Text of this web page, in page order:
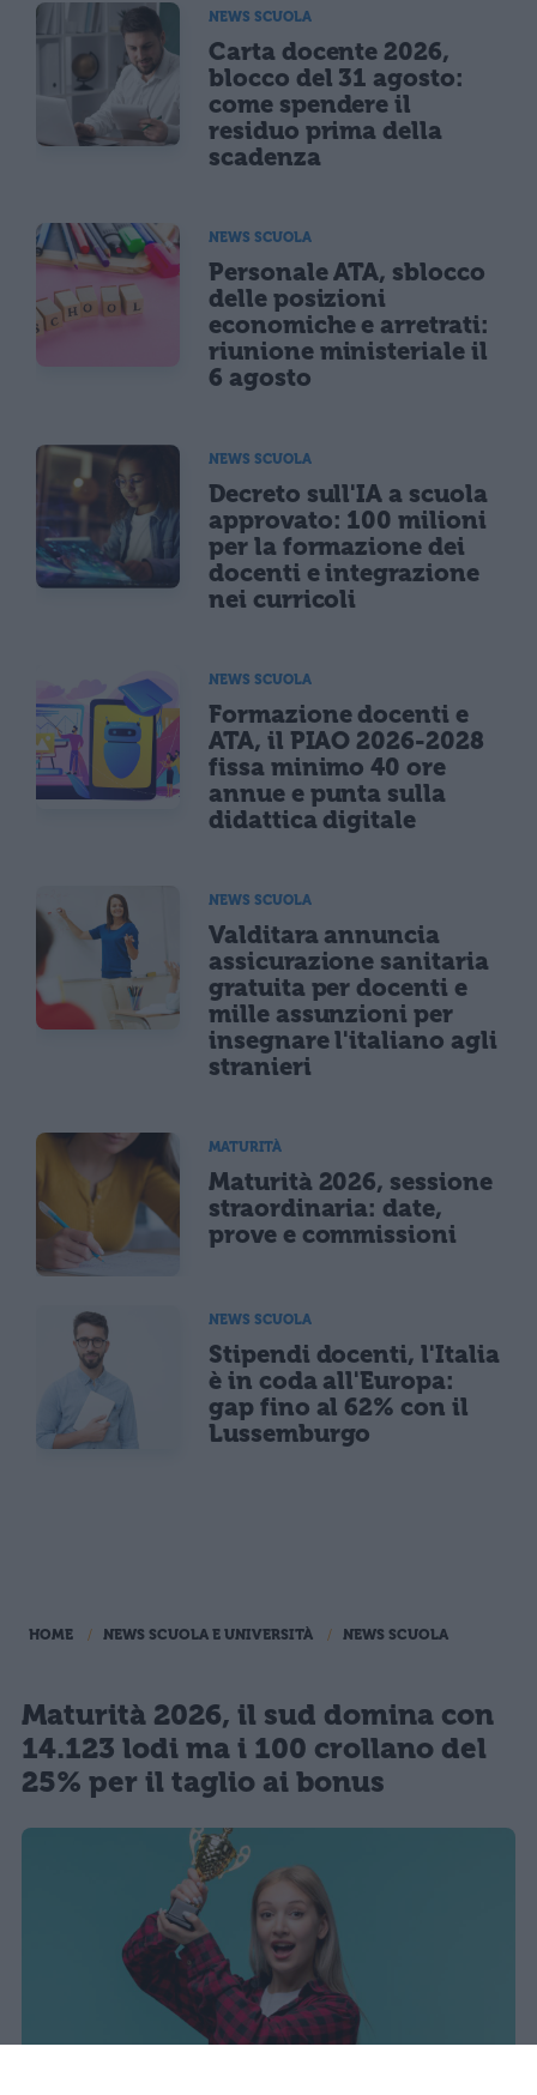
NEWS SCUOLA
Carta docente 2026,
blocco del 31 agosto:
come spendere il
residuo prima della
scadenza
NEWS SCUOLA
Personale ATA, sblocco
delle posizioni
economiche e arretrati:
riunione ministeriale il
6 agosto
NEWS SCUOLA
Decreto sull'IA a scuola
approvato: 100 milioni
per la formazione dei
docenti e integrazione
nei curricoli
NEWS SCUOLA
Formazione docenti e
ATA, il PIAO 2026-2028
fissa minimo 40 ore
annue e punta sulla
didattica digitale
NEWS SCUOLA
Valditara annuncia
assicurazione sanitaria
gratuita per docenti e
mille assunzioni per
insegnare l'italiano agli
stranieri
MATURITÀ
Maturità 2026, sessione
straordinaria: date,
prove e commissioni
NEWS SCUOLA
Stipendi docenti, l'Italia
è in coda all'Europa:
gap fino al 62% con il
Lussemburgo
HOME NEWS SCUOLA E UNIVERSITÀ NEWS SCUOLA
Maturità 2026, il sud domina con
14.123 lodi ma i 100 crollano del
25% per il taglio ai bonus